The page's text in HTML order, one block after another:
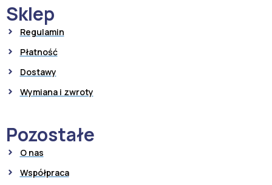
Sklep
Regulamin
Płatność
Dostawy
Wymiana i zwroty
Pozostałe
O nas
Współpraca